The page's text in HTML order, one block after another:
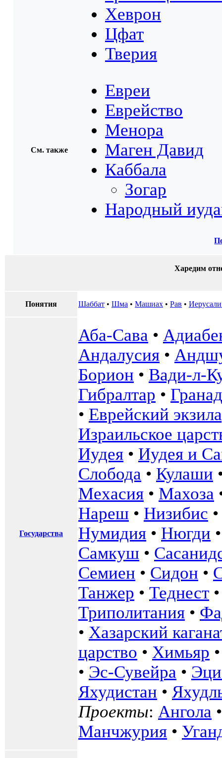
Хеврон
Цфат
Тверия
См. также
Евреи
Еврейство
Менора
Маген Давид
Каббала
Зогар
Народный
Харедим
Понятия Шаббат • Шма • Машиах • Рав •
Государства
Аба-Сава •
Андалусия •
Борион • Вади-л-
Гибралтар •
• Еврейский
Израильское
Иудея • Иудея и
Слобода • Кулаши
Мехасия • Махоза
Нареш • Низибис
Нумидия • Нюгди
Самкуш •
Семиен • Сидон •
Танжер • Теднест
Триполитания •
• Хазарский
царство • Химьяр
• Эс-Сувейра •
Яхудистан •
Проекты: Ангола
Манчжурия •